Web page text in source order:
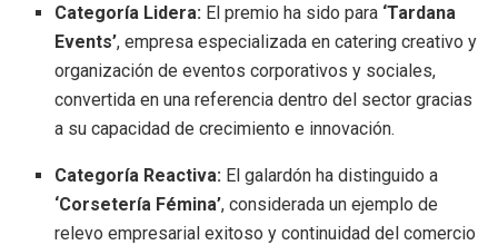
Categoría Lidera: El premio ha sido para ‘Tardana
Events’, empresa especializada en catering creativo y
organización de eventos corporativos y sociales,
convertida en una referencia dentro del sector gracias
a su capacidad de crecimiento e innovación.
Categoría Reactiva: El galardón ha distinguido a
‘Corsetería Fémina’, considerada un ejemplo de
relevo empresarial exitoso y continuidad del comercio